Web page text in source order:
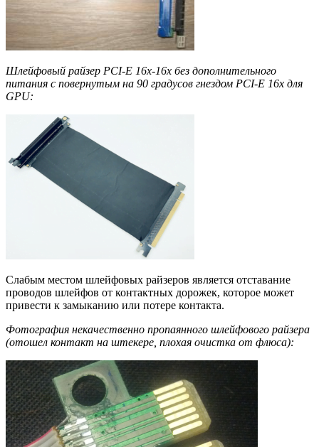
Шлейфовый райзер PCI-E 16х-16х без дополнительного
питания с повернутым на 90 градусов гнездом PCI-E 16х для
GPU:
Слабым местом шлейфовых райзеров является отставание
проводов шлейфов от контактных дорожек, которое может
привести к замыканию или потере контакта.
Фотография некачественно пропаянного шлейфового райзера
(отошел контакт на штекере, плохая очистка от флюса):